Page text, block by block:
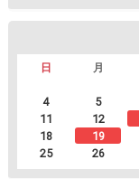
日
月
4
5
11
12
18
19
25
26